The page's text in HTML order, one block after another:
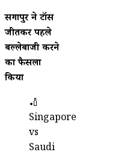
सिंगापुर ने टॉस
जीतकर पहले
बल्लेबाजी करने
का फैसला
किया
🏏
Singapore
vs
Saudi